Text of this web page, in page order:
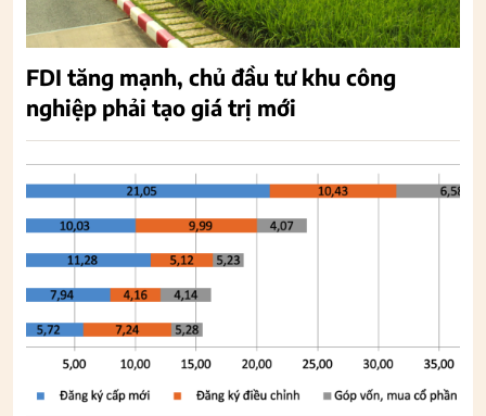
FDI tăng mạnh, chủ đầu tư khu công
nghiệp phải tạo giá trị mới